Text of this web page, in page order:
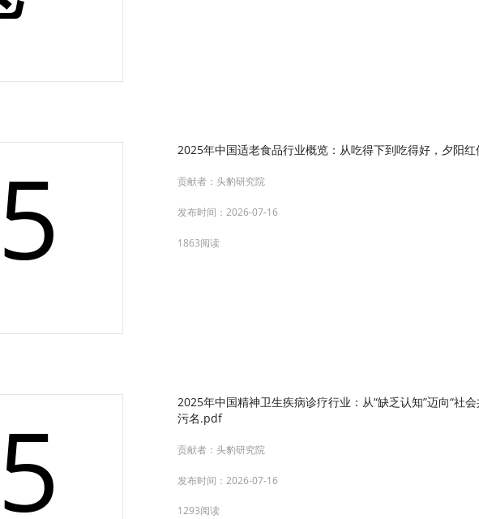
2025年中国适老食品行业概览：从吃得下到吃得好，夕阳
贡献者：头豹研究院
发布时间：2026-07-16
1863阅读
2025年中国精神卫生疾病诊疗行业：从“缺乏认知”迈向“社
污名.pdf
贡献者：头豹研究院
发布时间：2026-07-16
1293阅读